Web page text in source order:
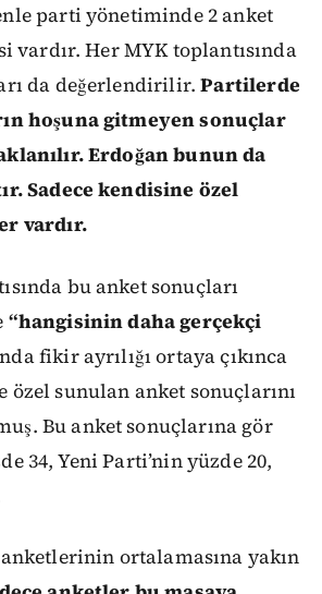
parti yönetiminde 2 anket
vardır. Her MYK toplantısında
da değerlendirilir.Partilerde
hoşuna gitmeyen sonuçlar
Erdoğan bunun da
Sadece kendisine özel
vardır.
bu anket sonuçları
“hangisinin daha gerçekçi
fikir ayrılığı ortaya çıkınca
özel sunulan anket sonuçlarını
Bu anket sonuçlarına gör
34, Yeni Parti’nin yüzde 20,
ortalamasına yakın